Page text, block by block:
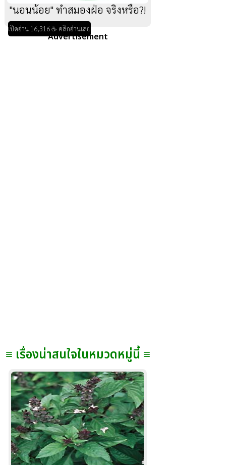
"นอนน้อย" ทำสมองฝ่อ จริงหรือ?!
เปิดอ่าน 16,316 ☕ คลิกอ่านเลย
Advertisement
≡ เรื่องน่าสนใจในหมวดหมู่นี้ ≡